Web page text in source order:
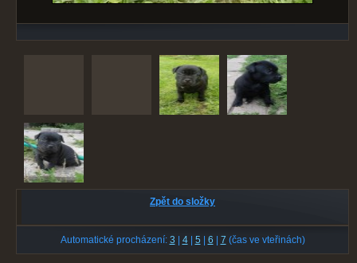
Zpět do složky
Automatické procházení: 3 4| 5 6 7 (čas ve vteřinách)